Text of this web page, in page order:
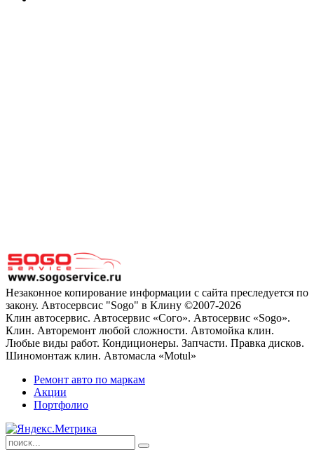
Незаконное копирование информации с сайта преследуется по
закону. Автосервсис "Sogo" в Клину ©2007-2026
Клин автосервис. Автосервис «Сого». Автосервис «Sogo».
Клин. Авторемонт любой сложности. Автомойка клин.
Любые виды работ. Кондиционеры. Запчасти. Правка дисков.
Шиномонтаж клин. Автомасла «Motul»
Ремонт авто по маркам
Акции
Портфолио